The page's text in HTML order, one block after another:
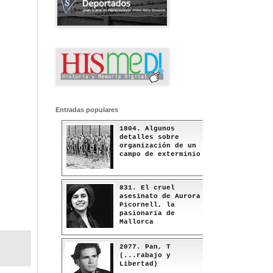
Entradas populares
1804. Algunos
detalles sobre
organización de un
campo de exterminio
831. El cruel
asesinato de Aurora
Picornell, la
pasionaria de
Mallorca
2077. Pan, T
(...rabajo y
Libertad)